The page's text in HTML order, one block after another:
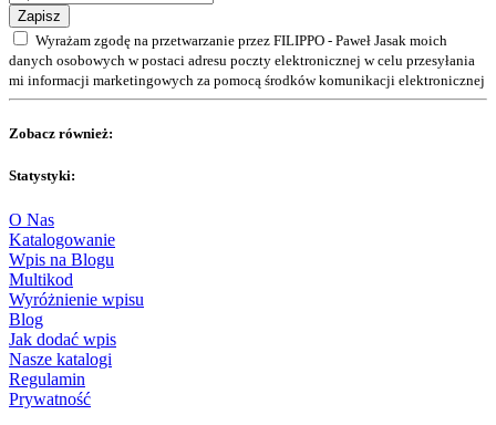
Zapisz
Wyrażam zgodę na przetwarzanie przez FILIPPO - Paweł Jasak moich
danych osobowych w postaci adresu poczty elektronicznej w celu przesyłania
mi informacji marketingowych za pomocą środków komunikacji elektronicznej
Zobacz również:
Statystyki:
O Nas
Katalogowanie
Wpis na Blogu
Multikod
Wyróżnienie wpisu
Blog
Jak dodać wpis
Nasze katalogi
Regulamin
Prywatność